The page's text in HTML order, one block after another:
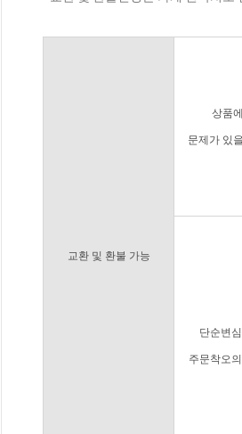
교환 및 환불 가능
상품에
문제가 있
단순변
주문착오